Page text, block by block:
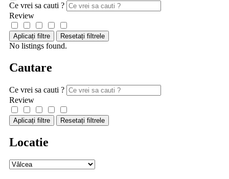
Ce vrei sa cauti ?
Review
Aplicați filtre Resetați filtrele
No listings found.
Cautare
Ce vrei sa cauti ?
Review
Aplicați filtre Resetați filtrele
Locatie